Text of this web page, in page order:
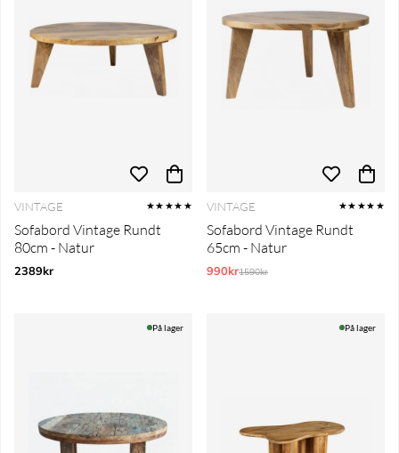
VINTAGE ★★★★★
Sofabord Vintage Rundt
80cm - Natur
2389kr
VINTAGE ★★★★★
Sofabord Vintage Rundt
65cm - Natur
990krNormalpris:
1590kr
På lager På lager